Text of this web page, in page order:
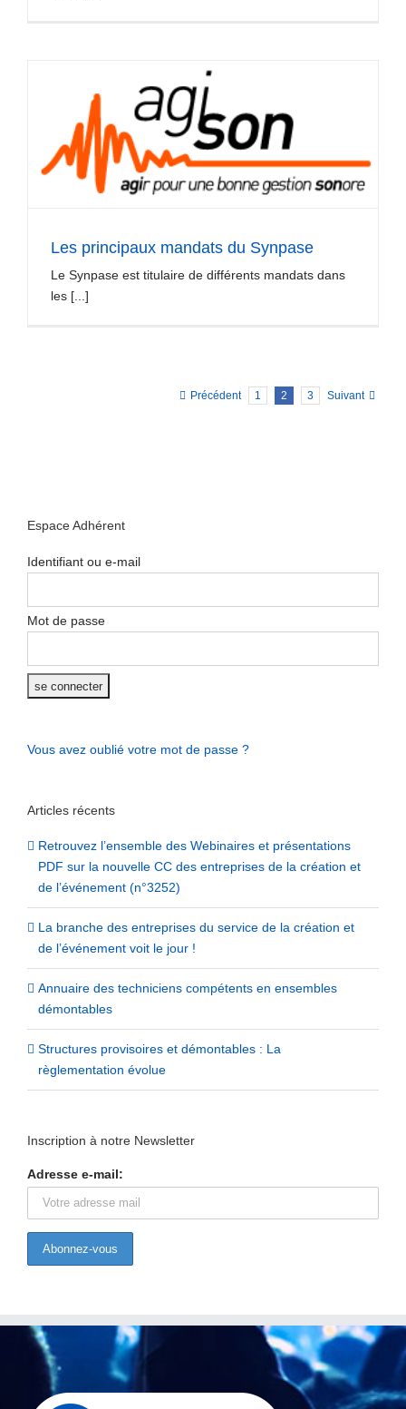
Les principaux mandats du Synpase
Le Synpase est titulaire de différents mandats dans
les [...]
Précédent 1 2 3 Suivant
Espace Adhérent
Identifiant ou e-mail
Mot de passe
Vous avez oublié votre mot de passe ?
Articles récents
Retrouvez l’ensemble des Webinaires et présentations
PDF sur la nouvelle CC des entreprises de la création et
de l’événement (n°3252)
La branche des entreprises du service de la création et
de l’événement voit le jour !
Annuaire des techniciens compétents en ensembles
démontables
Structures provisoires et démontables : La
règlementation évolue
Inscription à notre Newsletter
Adresse e-mail: